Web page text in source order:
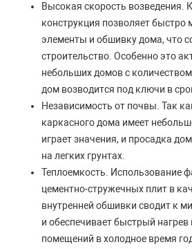
Высокая скорость возведения.
конструкция позволяет быстро
элементы и обшивку дома, что
строительство. Особенно это
небольших домов с
дом возводится под ключи в
Независимость от почвы. Так
каркасного дома имеет
играет значения, и просадка
на легких грунтах.
Теплоемкость. Использование
цементно-стружечных плит в
внутренней обшивки сводит к
и обеспечивает быстрый нагрев
помещений в холодное время